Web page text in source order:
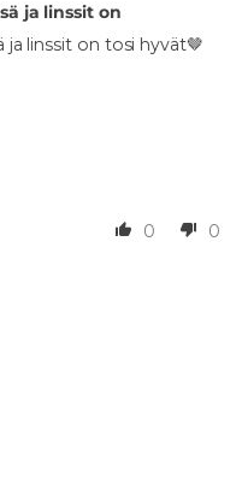
ja linssit on
ja linssit on tosi hyvät🤎
0 0